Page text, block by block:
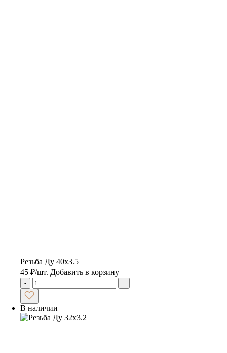
Резьба Ду 40х3.5
45 ₽/шт. Добавить в корзину
- +
В наличии